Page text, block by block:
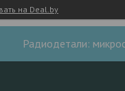
на Deal.by
Радиодетали: